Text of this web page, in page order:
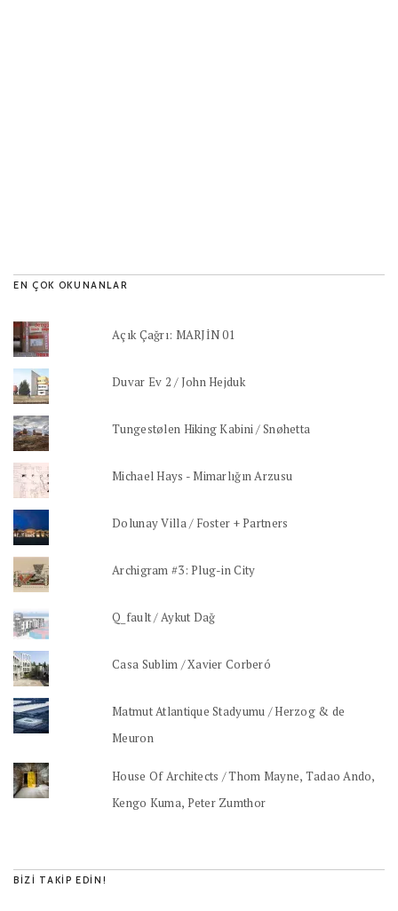
EN ÇOK OKUNANLAR
Açık Çağrı: MARJİN 01
Duvar Ev 2 / John Hejduk
Tungestølen Hiking Kabini / Snøhetta
Michael Hays - Mimarlığın Arzusu
Dolunay Villa / Foster + Partners
Archigram #3: Plug-in City
Q_fault / Aykut Dağ
Casa Sublim / Xavier Corberó
Matmut Atlantique Stadyumu / Herzog & de
Meuron
House Of Architects / Thom Mayne, Tadao Ando,
Kengo Kuma, Peter Zumthor
BIZI TAKIP EDIN!